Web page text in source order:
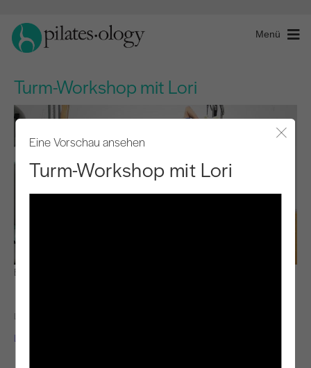
Menü
Turm-Workshop mit Lori
Eine Vorschau ansehen
Turm-Workshop mit Lori
Beobachten & Lernen
LEHRER
Lori Coleman-Brown